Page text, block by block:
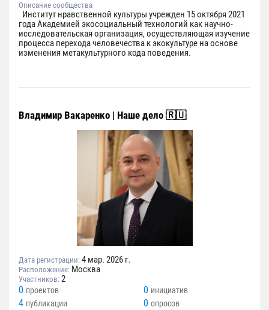
Описание сообщества
Институт нравственной культуры учрежден 15 октября 2021
года Академией экосоциальный технологий как научно-
исследовательская организация, осуществляющая изучение
процесса перехода человечества к экокультуре на основе
изменения метакультурного кода поведения.
Владимир Вакаренко | Наше дело 🇷🇺
Дата регистрации: 4 мар. 2026 г.
Расположение: Москва
Участников: 2
0 проектов 0 инициатив
4 публикации 0 опросов